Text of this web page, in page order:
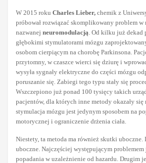
W 2015 roku Charles Lieber, chemik z
próbował rozwiązać skomplikowany problem
nazwanej neuromodulacją . Od kilku już dekad
głębokimi stymulatorami mózgu
osobom cierpiącym na chorobę Parkinsona.
przytomny, w czaszce wierci się dziurę i
wysyła sygnały elektryczne do części mózgu
poruszanie się. Zabiegi tego typu stały się
Wszczepiono już ponad 100 tysięcy takich
pacjentów, dla których inne metody okazały się
stymulacja mózgu jest jedynym sposobem na
motorycznej i ograniczenie drżenia ciała.
Niestety, ta metoda ma również skutki uboczne.
uboczne. Najczęściej występującym problemem
popadania w uzależnienie od hazardu. Drugim